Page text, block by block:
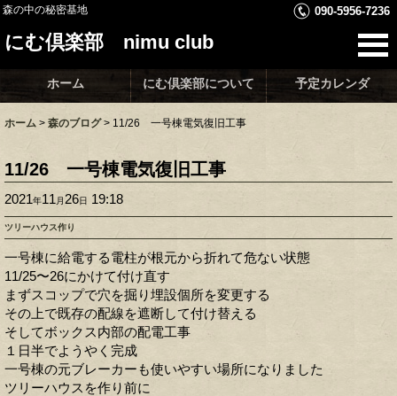
森の中の秘密基地 090-5956-7236
にむ倶楽部 nimu club
ホーム にむ倶楽部について 予定カレンダ
ホーム > 森のブログ > 11/26 一号棟電気復旧工事
11/26 一号棟電気復旧工事
2021年11月 26日 19:18
ツリーハウス作り
一号棟に給電する電柱が根元から折れて危ない状態
11/25〜26にかけて付け直す
まずスコップで穴を掘り埋設個所を変更する
その上で既存の配線を遮断して付け替える
そしてボックス内部の配電工事
１日半でようやく完成
一号棟の元ブレーカーも使いやすい場所になりました
ツリーハウスを作り前に